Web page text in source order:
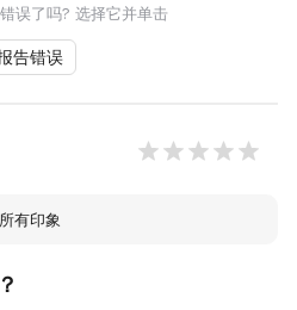
误了吗? 选择它并单击
告错误
所有印象